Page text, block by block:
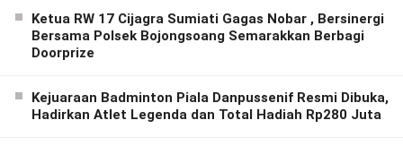
Ketua RW 17 Cijagra Sumiati Gagas Nobar , Bersinergi
Bersama Polsek Bojongsoang Semarakkan Berbagi
Doorprize
Kejuaraan Badminton Piala Danpussenif Resmi Dibuka,
Hadirkan Atlet Legenda dan Total Hadiah Rp280 Juta